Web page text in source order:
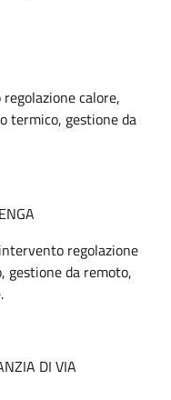
calore,
termico, gestione da
regolazione
gestione da remoto,
DI VIA